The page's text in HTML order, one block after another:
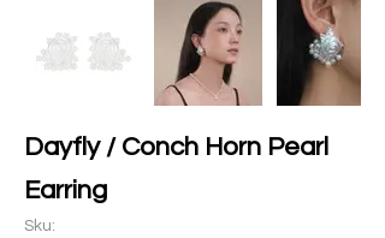
Dayfly / Conch Horn Pearl
Earring
Sku: